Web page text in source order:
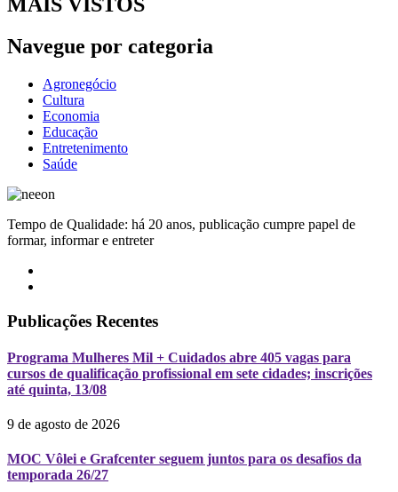
Navegue por categoria
Agronegócio
Cultura
Economia
Educação
Entretenimento
Saúde
Tempo de Qualidade: há 20 anos, publicação cumpre papel de
formar, informar e entreter
Publicações Recentes
Programa Mulheres Mil + Cuidados abre 405 vagas para
cursos de qualificação profissional em sete cidades; inscrições
até quinta, 13/08
9 de agosto de 2026
MOC Vôlei e Grafcenter seguem juntos para os desafios da
temporada 26/27